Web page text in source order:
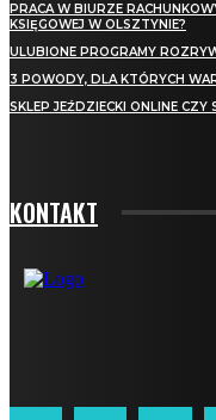
PRACA W BIURZE
KSIĘGOWEJ W OLSZTYNIE?
ULUBIONE PROGRAMY
3 POWODY, DLA KTÓRYCH
SKLEP JEŹDZIECKI ONLINE CZY
KONTAKT